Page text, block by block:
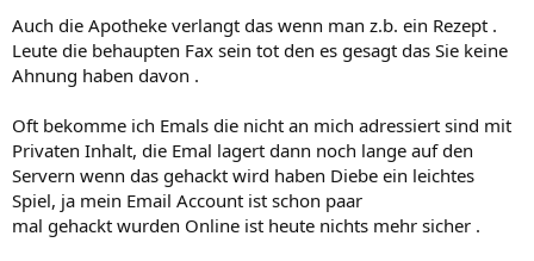
Auch die Apotheke verlangt das wenn man z.b. ein Rezept .
Leute die behaupten Fax sein tot den es gesagt das Sie keine
Ahnung haben davon .
Oft bekomme ich Emals die nicht an mich adressiert sind mit
Privaten Inhalt, die Emal lagert dann noch lange auf den
Servern wenn das gehackt wird haben Diebe ein leichtes
Spiel, ja mein Email Account ist schon paar
mal gehackt wurden Online ist heute nichts mehr sicher .